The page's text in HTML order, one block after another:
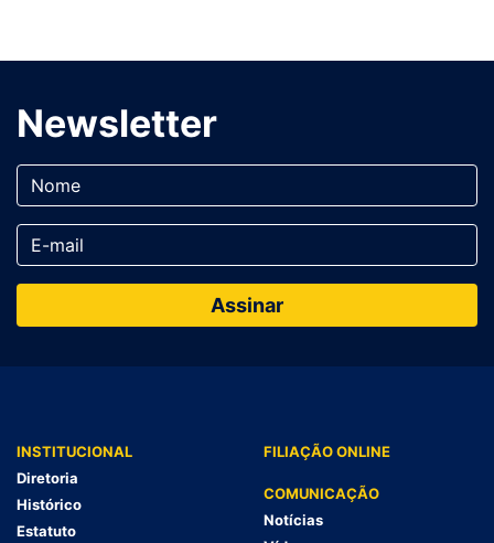
Newsletter
INSTITUCIONAL
Diretoria
Histórico
Estatuto
FILIAÇÃO ONLINE
COMUNICAÇÃO
Notícias